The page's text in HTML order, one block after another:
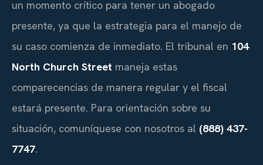
un momento crítico para tener un abogado
presente, ya que la estrategia para el manejo de
su caso comienza de inmediato. El tribunal en 104
North Church Street maneja estas
comparecencias de manera regular y el fiscal
estará presente. Para orientación sobre su
situación, comuníquese con nosotros al (888) 437-
7747.